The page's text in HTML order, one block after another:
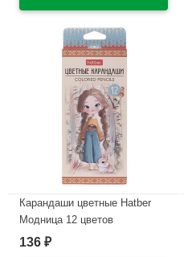
Карандаши цветные Hatber
Модница 12 цветов
заточенные трехгранные
136 ₽